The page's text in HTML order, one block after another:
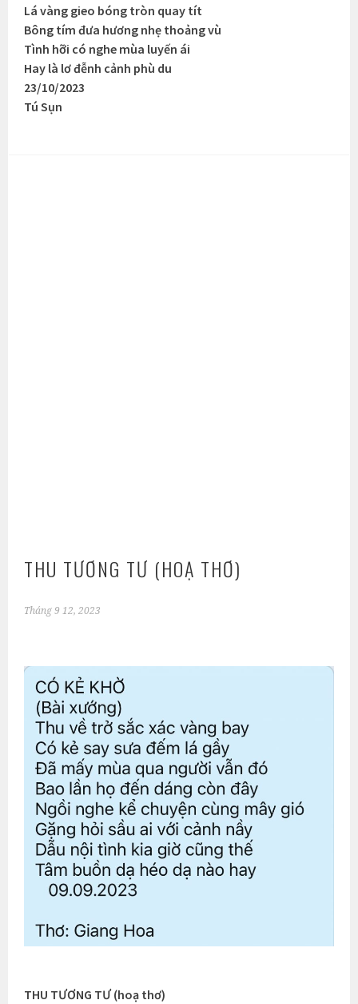
Lá vàng gieo bóng tròn quay tít
Bông tím đưa hương nhẹ thoảng vù
Tình hỡi có nghe mùa luyến ái
Hay là lơ đễnh cảnh phù du
23/10/2023
Tú Sụn
THU TƯƠNG TƯ (HOẠ THƠ)
Tháng 9 12, 2023
THU TƯƠNG TƯ (hoạ thơ)